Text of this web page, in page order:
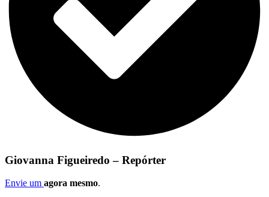
Giovanna Figueiredo – Repórter
Envie um agora mesmo.